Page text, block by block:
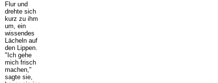
Flur und
drehte sich
kurz zu ihm
um, ein
wissendes
Lächeln auf
den Lippen.
"Ich gehe
mich frisch
machen,"
sagte sie,